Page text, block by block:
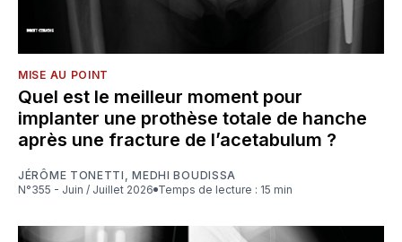
MISE AU POINT
Quel est le meilleur moment pour
implanter une prothèse totale de hanche
après une fracture de l’acetabulum ?
JÉRÔME TONETTI ,MEDHI BOUDISSA
N°355 - Juin / Juillet 2026
Temps de lecture : 15 min